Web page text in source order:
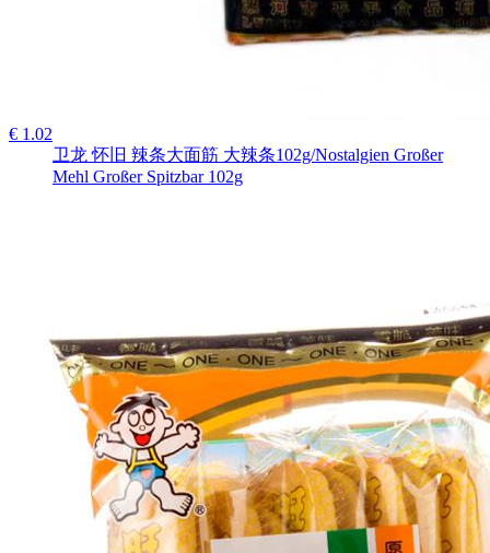
€ 1.02
卫龙 怀旧 辣条大面筋 大辣条102g/Nostalgien Großer
Mehl Großer Spitzbar 102g